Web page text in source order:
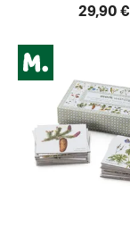
29,90 €